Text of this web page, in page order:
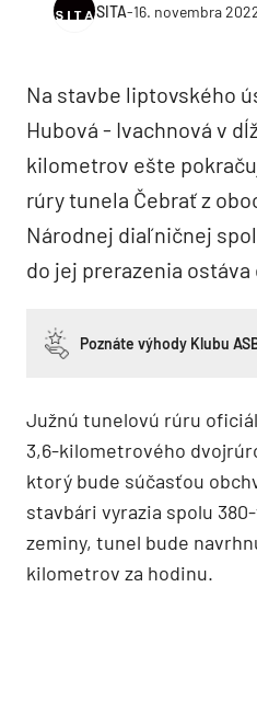
SITA-16. novembra
Na stavbe liptovského
Hubová - Ivachnová v
kilometrov ešte
rúry tunela Čebrať z
Národnej diaľničnej
do jej prerazenia ostáva
Poznáte výhody Klubu
Južnú tunelovú rúru
3,6-kilometrového
ktorý bude súčasťou
stavbári vyrazia spolu
zeminy, tunel bude
kilometrov za hodinu.